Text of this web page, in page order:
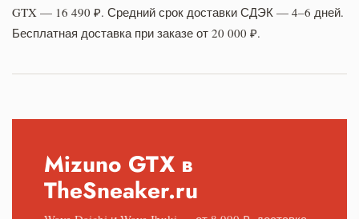
GTX — 16 490 ₽. Средний срок доставки СДЭК — 4–6 дней.
Бесплатная доставка при заказе от 20 000 ₽.
Mizuno GTX в
TheSneaker.ru